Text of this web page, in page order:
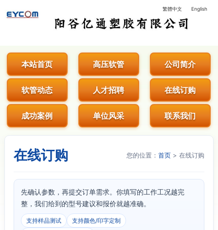
阳谷亿通塑胶有限公司 - 专业生产
繁體中文 English
本站首页 高压软管 公司简介
软管动态 人才招聘 在线订购
成功案例 单位风采 联系我们
在线订购 您的位置：首页 > 在线订购
先确认参数，再提交订单需求。你填写的工作工况越完
整，我们给到的型号建议和报价就越准确。
支持样品测试
支持颜色/印字定制